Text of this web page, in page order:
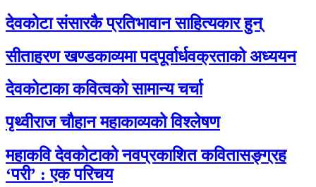
देवकोटा संसारकै प्रतिभावान साहित्यकार हुन्
सीताहरण खण्डकाव्यमा पदपूर्वार्धवक्रताको अध्ययन
देवकोटाका कवित्वको सामान्य चर्चा
पृथ्वीराज चौहान महाकाव्यको विश्लेषण
महाकवि देवकोटाको नवप्रकाशित कवितासङ्ग्रह
‘परी’ : एक परिचय